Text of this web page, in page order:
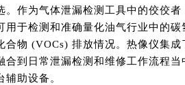
。作为气体泄漏检测工具中的佼佼
用于检测和准确量化油气行业中的
合物 (VOCs) 排放情况。热像仪集
合到日常泄漏检测和维修工作流程
辅助设备。